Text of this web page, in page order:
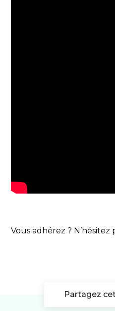
Vous adhérez ? N’hésitez
Partagez